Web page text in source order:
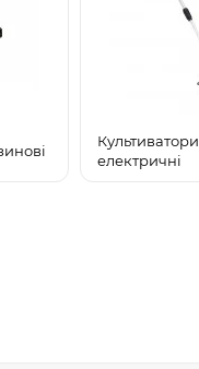
Культиватори
електричні